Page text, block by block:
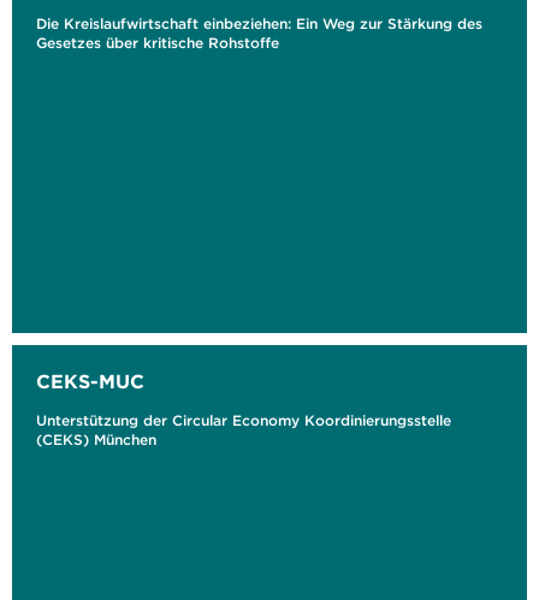
Die Kreislaufwirtschaft einbeziehen: Ein Weg zur Stärkung des
Gesetzes über kritische Rohstoffe
CEKS-MUC
Unterstützung der Circular Economy Koordinierungsstelle
(CEKS) München